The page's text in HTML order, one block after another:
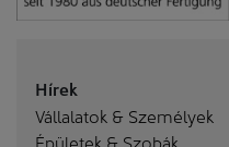
Hírek
Vállalatok & Személyek
Épületek & Szobák